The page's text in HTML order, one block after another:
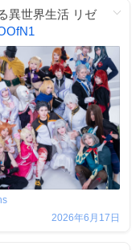
異世界生活 リゼ
2026年6月17日